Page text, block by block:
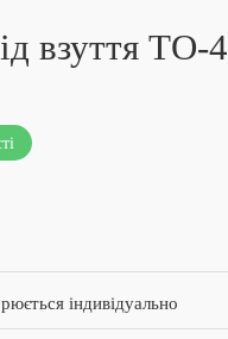
взуття ТО-4
індивідуально